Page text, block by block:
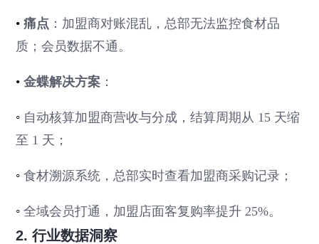
•痛点 ：加盟商对账混乱，总部无法监控食材品
质；会员数据不通。
•金蝶解决方案 ：
◦ 自动核算加盟商营收与分成，结算周期从 15 天缩
至 1 天；
◦食材溯源系统，总部实时查看加盟商采购记录；
◦全域会员打通，加盟店面客复购率提升 25%。
2. 行业数据洞察